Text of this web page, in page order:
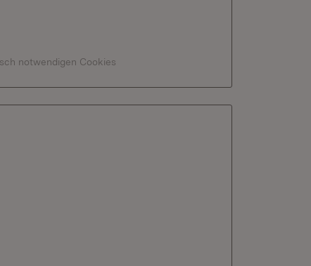
notwendigen Cookies